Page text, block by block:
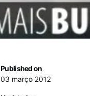
Published on
03 março 2012